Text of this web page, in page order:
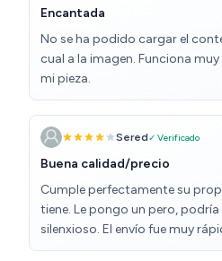
Encantada
No se ha podido cargar el
cual a la imagen. Funciona
mi pieza.
Sered✓ Verificado
Buena calidad/precio
Cumple perfectamente su
tiene. Le pongo un pero,
silenxioso. El envío fue muy